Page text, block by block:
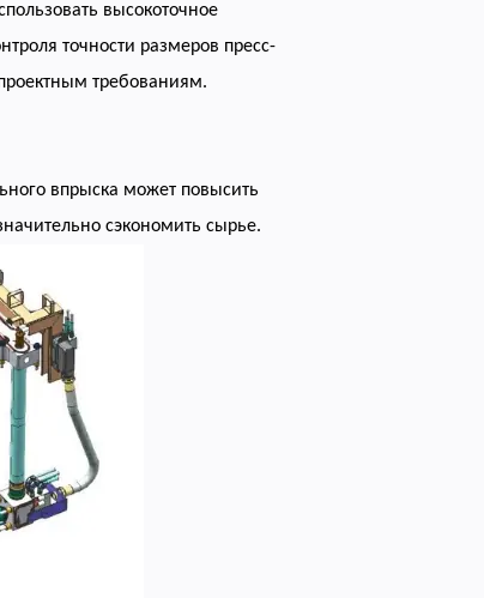
высокоточное
точности размеров пресс-
требованиям.
впрыска может повысить
сэкономить сырье.